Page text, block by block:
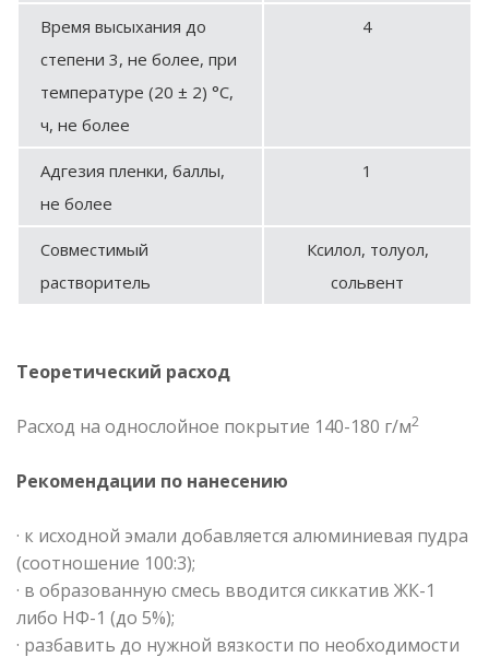
Время высыхания до
степени 3, не более, при
температуре (20 ± 2) °С,
ч, не более
4
Адгезия пленки, баллы,
не более
1
Совместимый
растворитель
Ксилол, толуол,
сольвент
Теоретический расход
Расход на однослойное покрытие 140-180 г/м2
Рекомендации по нанесению
· к исходной эмали добавляется алюминиевая пудра
(соотношение 100:3);
· в образованную смесь вводится сиккатив ЖК-1
либо НФ-1 (до 5%);
· разбавить до нужной вязкости по необходимости